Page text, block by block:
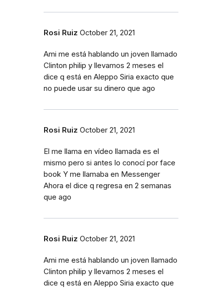
Rosi Ruiz October 21, 2021
Ami me está hablando un joven llamado
Clinton philip y llevamos 2 meses el
dice q está en Aleppo Siria exacto que
no puede usar su dinero que ago
Rosi Ruiz October 21, 2021
El me llama en vídeo llamada es el
mismo pero si antes lo conocí por face
book Y me llamaba en Messenger
Ahora el dice q regresa en 2 semanas
que ago
Rosi Ruiz October 21, 2021
Ami me está hablando un joven llamado
Clinton philip y llevamos 2 meses el
dice q está en Aleppo Siria exacto que